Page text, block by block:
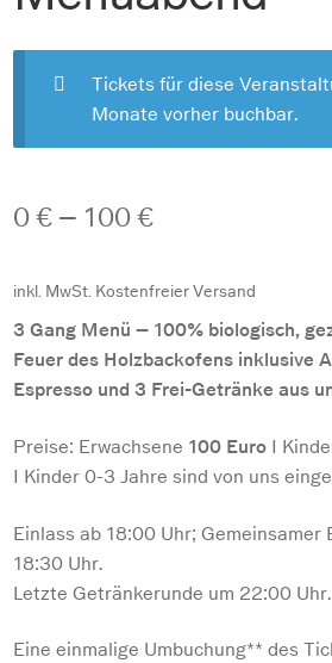
Tickets für diese
Monate vorher buchbar.
0€ – 100€
inkl. MwSt. Kostenfreier Versand
3 Gang Menü – 100% biologisch,
Feuer des Holzbackofens inklusive
Espresso und 3 Frei-Getränke aus
Preise: Erwachsene 100 Euro I
I Kinder 0-3 Jahre sind von uns
Einlass ab 18:00 Uhr; Gemeinsamer
18:30 Uhr.
Letzte Getränkerunde um 22:00 Uhr.
Eine einmalige Umbuchung** des